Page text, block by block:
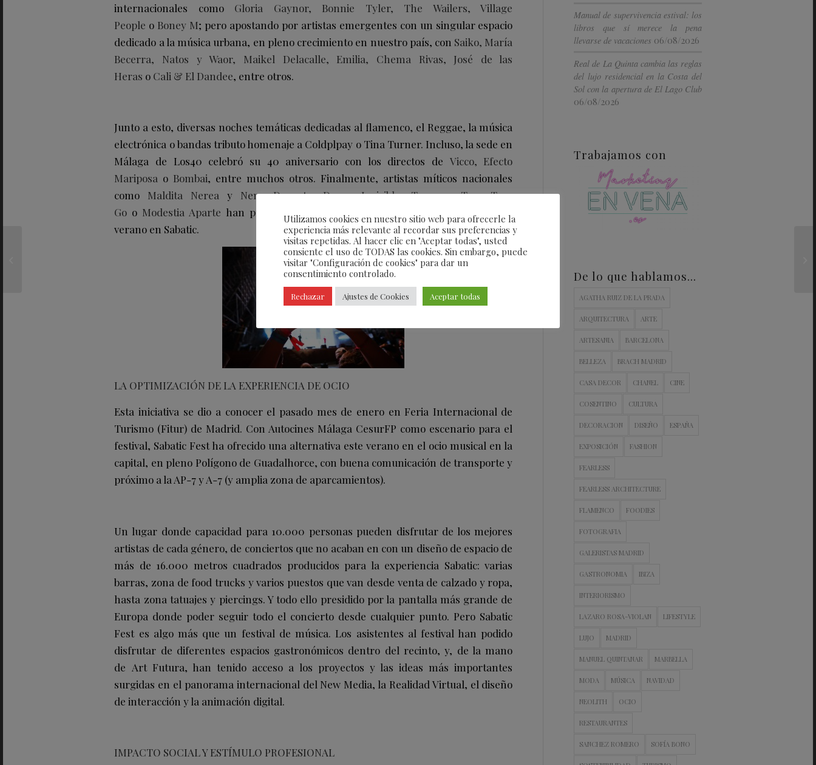
internacionales como Gloria Gaynor, Bonnie Tyler, The Wailers, Village
People o Boney M; pero apostando por artistas emergentes con un singular espacio
dedicado a la música urbana, en pleno crecimiento en nuestro país, con Saiko, María
Becerra, Natos y Waor, Maikel Delacalle, Emilia, Chema Rivas, José de las
Heras o Cali & El Dandee, entre otros.
Junto a esto, diversas noches temáticas dedicadas al flamenco, el Reggae, la música
electrónica o bandas tributo homenaje a Coldplpay o Tina Turner. Incluso, la sede en
Málaga de Los40 celebró su 40 aniversario con los directos de Vicco, Efecto
Mariposa o Bombai, entre muchos otros. Finalmente, artistas míticos nacionales
como Maldita Nereay Nena Daconte, Danza Invisible, Tenesse, Tam Tam
Go o Modestia Aparte han protagonizado algunos de los mejores momentos del
verano en Sabatic.
LA OPTIMIZACIÓN DE LA EXPERIENCIA DE OCIO
Esta iniciativa se dio a conocer el pasado mes de enero en Feria Internacional de
Turismo (Fitur) de Madrid. Con Autocines Málaga CesurFP como escenario para el
festival, Sabatic Fest ha ofrecido una alternativa este verano en el ocio musical en la
capital, en pleno Polígono de Guadalhorce, con buena comunicación de transporte y
próximo a la AP-7 y A-7 (y amplia zona de aparcamientos).
Un lugar donde capacidad para 10.000 personas pueden disfrutar de los mejores
artistas de cada género, de conciertos que no acaban en con un diseño de espacio de
más de 16.000 metros cuadrados producidos para la experiencia Sabatic: varias
barras, zona de food trucks y varios puestos que van desde venta de calzado y ropa,
hasta zona tatuajes y piercings. Y todo ello presidido por la pantalla más grande de
Europa donde poder seguir todo el concierto desde cualquier punto. Pero Sabatic
Fest es algo más que un festival de música. Los asistentes al festival han podido
disfrutar de diferentes espacios gastronómicos dentro del recinto, y, de la mano
de Art Futura, han tenido acceso a los proyectos y las ideas más importantes
surgidas en el panorama internacional del New Media, la Realidad Virtual, el diseño
de interacción y la animación digital.
IMPACTO SOCIAL Y ESTÍMULO PROFESIONAL
Manual de supervivencia estival: los
libros que sí merece la pena
llevarse de vacaciones 06/08/2026
Real de La Quinta cambia las reglas
del lujo residencial en la Costa del
Sol con la apertura de El Lago Club
06/08/2026
Trabajamos con
De lo que hablamos…
AGATHA RUIZ DE LA PRADA
ARQUITECTURA ARTE
ARTESANIA BARCELONA
BELLEZA BRACH MADRID
CASA DECOR CHANEL CINE
COSENTINO CULTURA
DECORACION DISEÑO ESPAÑA
EXPOSICIÓN FASHION
FEARLESS
FEARLESS ARCHITECTURE
FLAMENCO FOODIES
FOTOGRAFIA
GALERISTAS MADRID
GASTRONOMIA IBIZA
INTERIORISMO
LAZARO ROSA-VIOLAN LIFESTYLE
LUJO MADRID
MANUEL QUINTANAR MARBELLA
MODA MÚSICA NAVIDAD
NEOLITH OCIO
RESTAURANTES
SANCHEZ ROMERO SOFÍA BONO
Utilizamos cookies en nuestro sitio web para ofrecerle la
experiencia más relevante al recordar sus preferencias y
visitas repetidas. Al hacer clic en "Aceptar todas", usted
consiente el uso de TODAS las cookies. Sin embargo, puede
visitar "Configuración de cookies" para dar un
consentimiento controlado.
Rechazar Ajustes de Cookies Aceptar todas